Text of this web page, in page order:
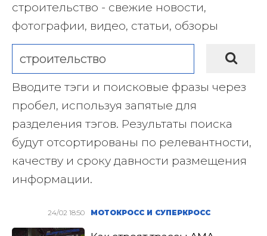
строительство - свежие новости,
фотографии, видео, статьи, обзоры
Вводите тэги и поисковые фразы через
пробел, используя запятые для
разделения тэгов. Результаты поиска
будут отсортированы по релевантности,
качеству и сроку давности размещения
информации.
24/02 18:50 МОТОКРОСС И СУПЕРКРОСС